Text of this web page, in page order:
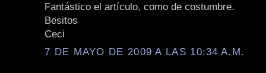
Fantástico el artículo, como de costumbre.
Besitos
Ceci
7 DE MAYO DE 2009 A LAS 10:34 A.M.